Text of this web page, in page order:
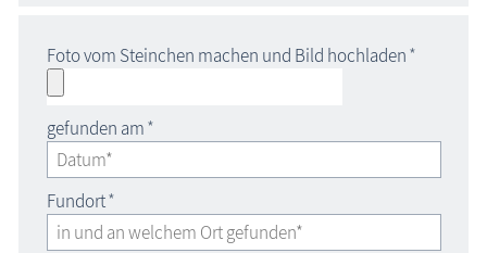
Foto vom Steinchen machen und Bild hochladen*
gefunden am*
Fundort*